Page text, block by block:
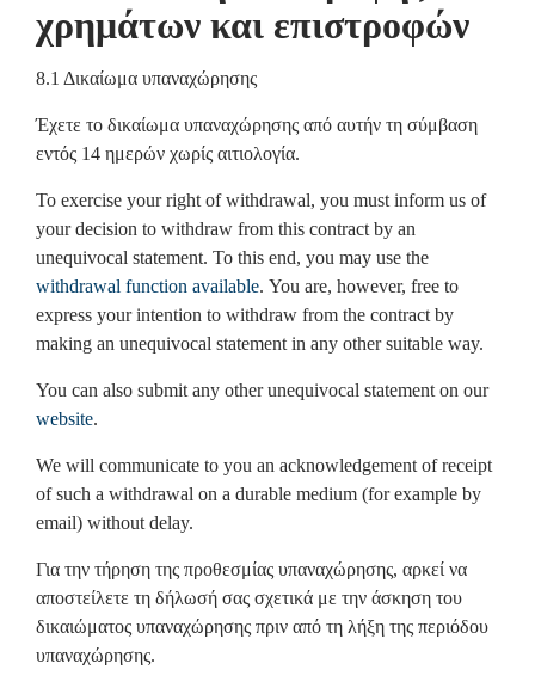
χρημάτων και επιστροφών
8.1 Δικαίωμα υπαναχώρησης
Έχετε το δικαίωμα υπαναχώρησης από αυτήν τη σύμβαση
εντός 14 ημερών χωρίς αιτιολογία.
To exercise your right of withdrawal, you must inform us of
your decision to withdraw from this contract by an
unequivocal statement. To this end, you may use the
withdrawal function available. You are, however, free to
express your intention to withdraw from the contract by
making an unequivocal statement in any other suitable way.
You can also submit any other unequivocal statement on our
website.
We will communicate to you an acknowledgement of receipt
of such a withdrawal on a durable medium (for example by
email) without delay.
Για την τήρηση της προθεσμίας υπαναχώρησης, αρκεί να
αποστείλετε τη δήλωσή σας σχετικά με την άσκηση του
δικαιώματος υπαναχώρησης πριν από τη λήξη της περιόδου
υπαναχώρησης.